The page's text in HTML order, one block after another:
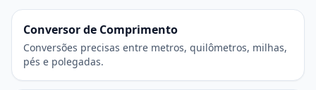
Conversor de Comprimento
Conversões precisas entre metros, quilômetros, milhas,
pés e polegadas.